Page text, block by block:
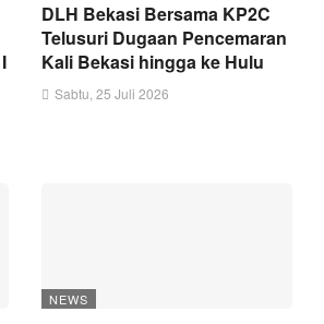
DLH Bekasi Bersama KP2C
Telusuri Dugaan Pencemaran
Kali Bekasi hingga ke Hulu
Sabtu, 25 Juli 2026
NEWS